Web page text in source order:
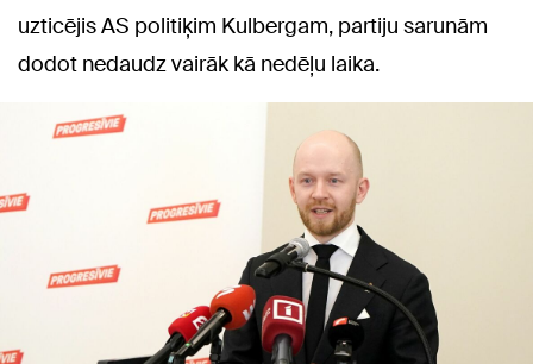
uzticējis AS politiķim Kulbergam, partiju sarunām
dodot nedaudz vairāk kā nedēļu laika.